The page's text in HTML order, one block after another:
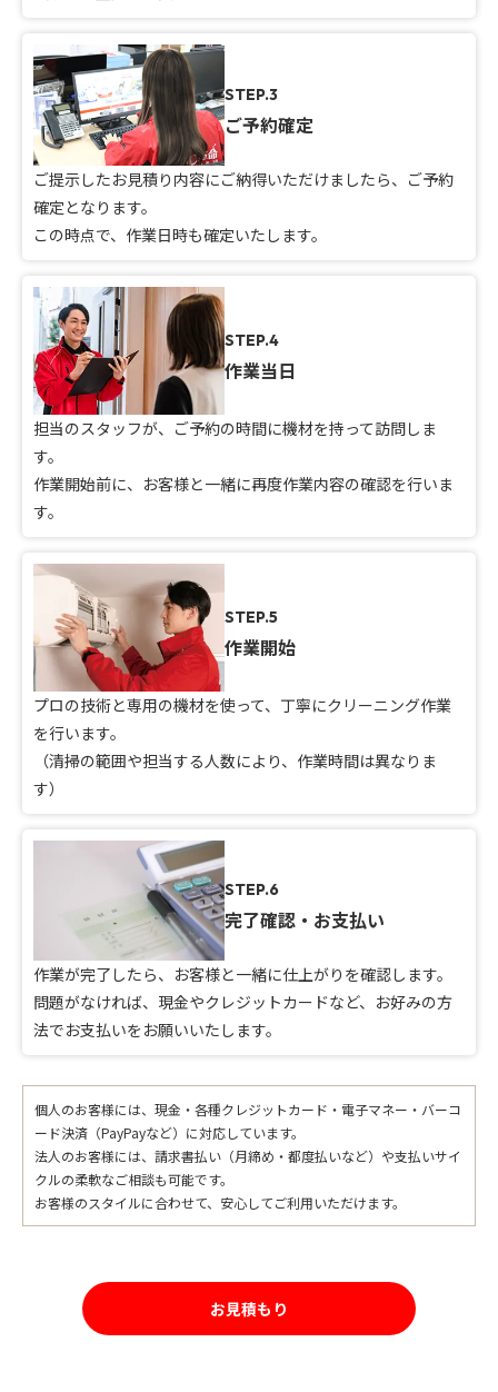
STEP.3
ご予約確定
ご提示したお見積り内容にご納得いただけましたら、ご予約
確定となります。
この時点で、作業日時も確定いたします。
STEP.4
作業当日
担当のスタッフが、ご予約の時間に機材を持って訪問しま
す。
作業開始前に、お客様と一緒に再度作業内容の確認を行いま
す。
STEP.5
作業開始
プロの技術と専用の機材を使って、丁寧にクリーニング作業
を行います。
（清掃の範囲や担当する人数により、作業時間は異なりま
す）
STEP.6
完了確認・お支払い
作業が完了したら、お客様と一緒に仕上がりを確認します。
問題がなければ、現金やクレジットカードなど、お好みの方
法でお支払いをお願いいたします。
個人のお客様には、現金・各種クレジットカード・電子マネー・バーコ
ード決済（PayPayなど）に対応しています。
法人のお客様には、請求書払い（月締め・都度払いなど）や支払いサイ
クルの柔軟なご相談も可能です。
お客様のスタイルに合わせて、安心してご利用いただけます。
お見積もり